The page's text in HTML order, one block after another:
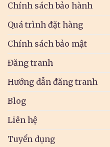
Chính sách bảo hành
Quá trình đặt hàng
Chính sách bảo mật
Đăng tranh
Hướng dẫn đăng tranh
Blog
Liên hệ
Tuyển dụng